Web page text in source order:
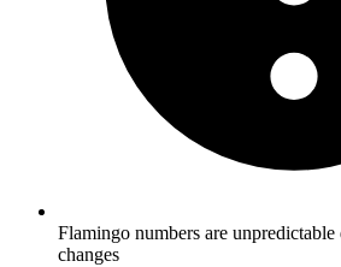
Flamingo numbers are
changes